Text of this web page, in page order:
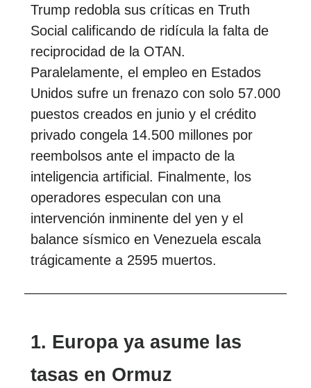
Trump redobla sus críticas en Truth
Social calificando de ridícula la falta de
reciprocidad de la OTAN.
Paralelamente, el empleo en Estados
Unidos sufre un frenazo con solo 57.000
puestos creados en junio y el crédito
privado congela 14.500 millones por
reembolsos ante el impacto de la
inteligencia artificial. Finalmente, los
operadores especulan con una
intervención inminente del yen y el
balance sísmico en Venezuela escala
trágicamente a 2595 muertos.
1. Europa ya asume las
tasas en Ormuz